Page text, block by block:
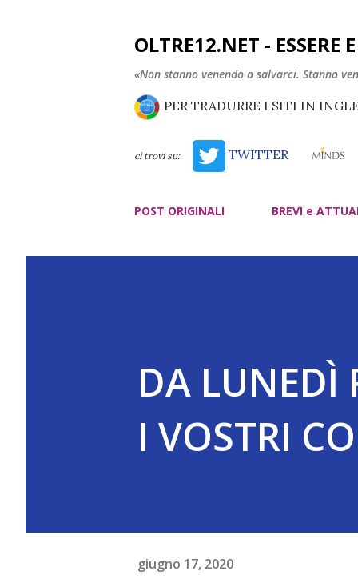
OLTRE12.NET - ESSERE
«Non stanno venendo a salvarci. Stanno
PER TRADURRE I SITI IN
ci trovi su: TWITTER
POST ORIGINALI BREVI e
DA LUNEDÌ
I VOSTRI
giugno 17, 2020